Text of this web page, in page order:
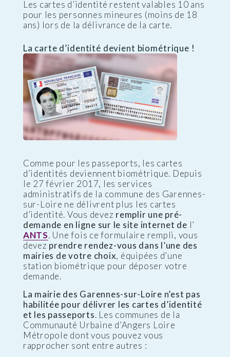
Les cartes d’identité restent valables 10 ans
pour les personnes mineures (moins de 18
ans) lors de la délivrance de la carte.
La carte d’identité devient biométrique !
Comme pour les passeports, les cartes
d’identités deviennent biométrique. Depuis
le 27 février 2017, les services
administratifs de la commune des Garennes-
sur-Loire ne délivrent plus les cartes
d’identité. Vous devez remplir une pré-
demande en ligne sur le site internet de l’
ANTS. Une fois ce formulaire rempli, vous
devez prendre rendez-vous dans l’une des
mairies de votre choix, équipées d’une
station biométrique pour déposer votre
demande.
La mairie des Garennes-sur-Loire n’est pas
habilitée pour délivrer les cartes d’identité
et les passeports. Les communes de la
Communauté Urbaine d’Angers Loire
Métropole dont vous pouvez vous
rapprocher sont entre autres :